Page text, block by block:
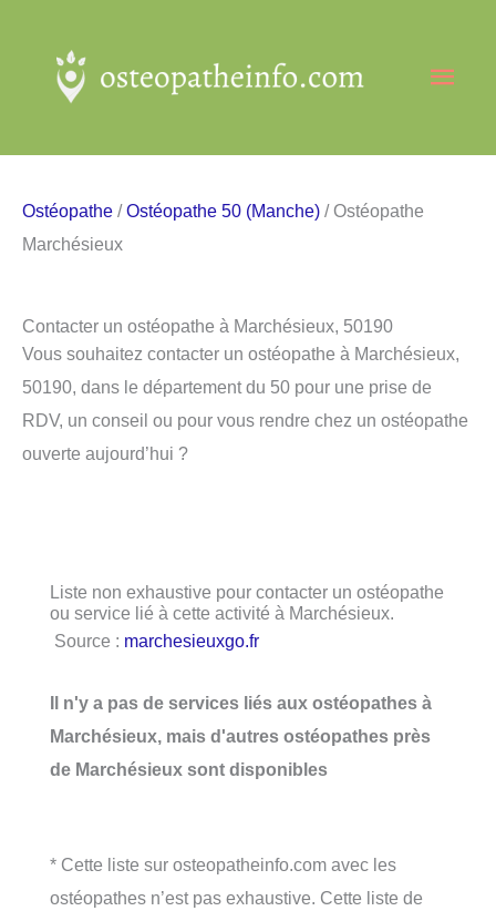
contenu
Ostéopathe /Ostéopathe 50 (Manche) / Ostéopathe
Marchésieux
Contacter un ostéopathe à Marchésieux, 50190
Vous souhaitez contacter un ostéopathe à Marchésieux,
50190, dans le département du 50 pour une prise de
RDV, un conseil ou pour vous rendre chez un ostéopathe
ouverte aujourd’hui ?
Liste non exhaustive pour contacter un ostéopathe
ou service lié à cette activité à Marchésieux.
Source : marchesieuxgo.fr
Il n'y a pas de services liés aux ostéopathes à
Marchésieux, mais d'autres ostéopathes près
de Marchésieux sont disponibles
* Cette liste sur osteopatheinfo.com avec les
ostéopathes n’est pas exhaustive. Cette liste de